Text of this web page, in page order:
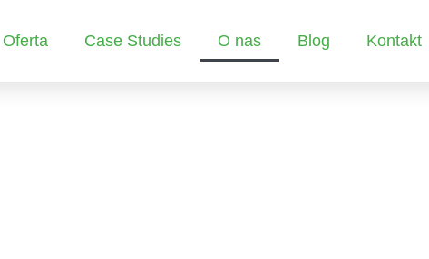
Oferta Case Studies O nas Blog Kontakt